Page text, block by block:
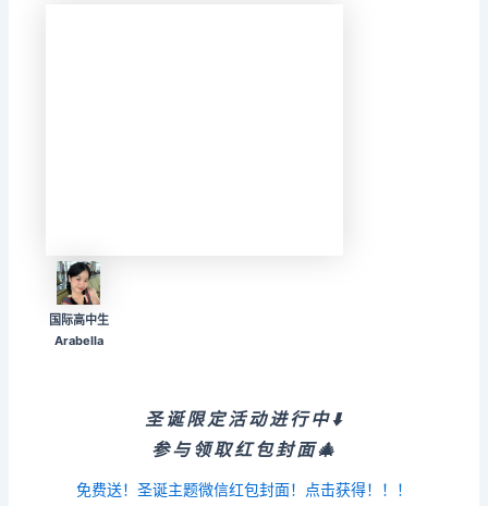
国际高中生
Arabella
圣诞限定活动进行中⬇️
参与领取红包封面🎄
免费送！圣诞主题微信红包封面！点击获得！！！